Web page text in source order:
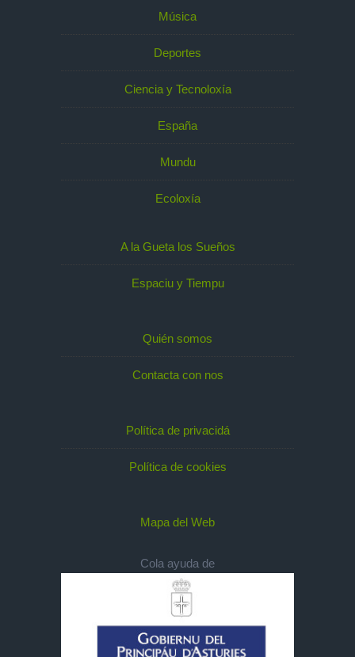
Música
Deportes
Ciencia y Tecnoloxía
España
Mundu
Ecoloxía
A la Gueta los Sueños
Espaciu y Tiempu
Quién somos
Contacta con nos
Política de privacidá
Política de cookies
Mapa del Web
Cola ayuda de